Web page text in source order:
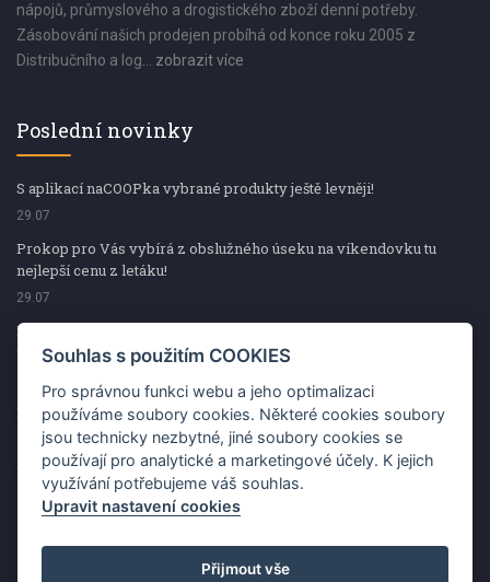
nápojů, průmyslového a drogistického zboží denní potřeby.
Zásobování našich prodejen probíhá od konce roku 2005 z
Distribučního a log... zobrazit více
Poslední novinky
S aplikací naCOOPka vybrané produkty ještě levněji!
29.07
Prokop pro Vás vybírá z obslužného úseku na víkendovku tu
nejlepší cenu z letáku!
29.07
Prokop pro Vás vybírá z obslužného úseku na víkendovku tu
nejlepší cenu z letáku!
Kup špekáčky od Váhaly a vyhraj s naCOOPkou sekerku Fiskars
29.07
Prokop pro Vás vybírá na víkendovku ty nejlepší ceny z letáku!
29.07
Souhlas s použitím COOKIES
Pro správnou funkci webu a jeho optimalizaci
používáme soubory cookies. Některé cookies soubory
jsou technicky nezbytné, jiné soubory cookies se
používají pro analytické a marketingové účely. K jejich
využívání potřebujeme váš souhlas.
Upravit nastavení cookies
Přijmout vše